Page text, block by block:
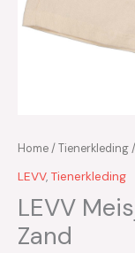
Home/Tienerkleding/
LEVV, Tienerkleding
LEVV
Zand